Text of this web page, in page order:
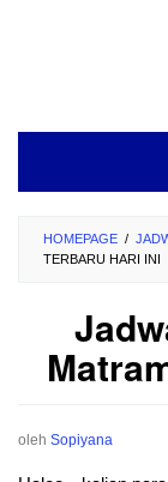
HOMEPAGE /
TERBARU HARI INI
oleh Sopiyana